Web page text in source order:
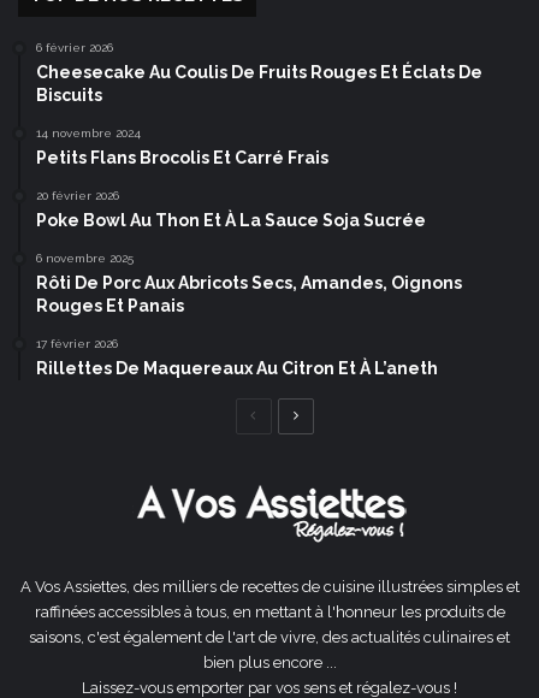
6 février 2026
Cheesecake Au Coulis De Fruits Rouges Et Éclats De
Biscuits
14 novembre 2024
Petits Flans Brocolis Et Carré Frais
20 février 2026
Poke Bowl Au Thon Et À La Sauce Soja Sucrée
6 novembre 2025
Rôti De Porc Aux Abricots Secs, Amandes, Oignons
Rouges Et Panais
17 février 2026
Rillettes De Maquereaux Au Citron Et À L’aneth
Page
A Vos Assiettes, des milliers de recettes de cuisine illustrées simples et
raffinées accessibles à tous, en mettant à l'honneur les produits de
saisons, c'est également de l'art de vivre, des actualités culinaires et
bien plus encore ...
Laissez-vous emporter par vos sens et régalez-vous !